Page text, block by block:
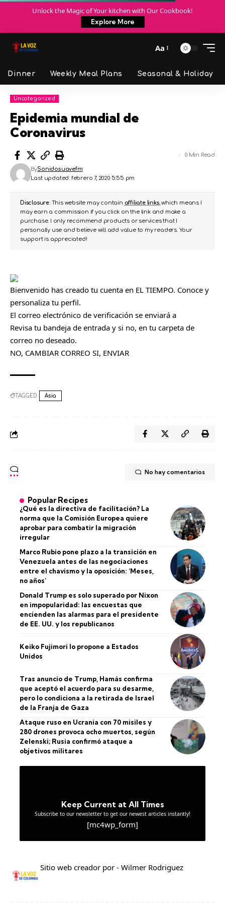
Unlock the Magic of Your kitchen with Our Cookbook!
Explore More
Aa
Dinner Weekly Meal Plans Seasonal & Holiday
Uncategorized
Epidemia mundial de
Coronavirus
Last updated: febrero 7, 2020 5:55 pm
BySonidosuavefm
0 Min Read
Disclosure:This website may contain affiliate links, which means I
may earn a commission if you click on the link and make a
purchase. I only recommend products or services that I
personally use and believe will add value to my readers. Your
support is appreciated!
Bienvenido has creado tu cuenta en EL TIEMPO. Conoce y
personaliza tu perfil.
El correo electrónico de verificación se enviará a
Revisa tu bandeja de entrada y si no, en tu carpeta de
correo no deseado.
NO, CAMBIAR CORREO SI, ENVIAR
TAGGED: Asia
No hay comentarios
Popular Recipes
¿Qué es la directiva de facilitación? La
norma que la Comisión Europea quiere
aprobar para combatir la migración
irregular
Marco Rubio pone plazo a la transición en
Venezuela antes de las negociaciones
entre el chavismo y la oposición: ‘Meses,
no años’
Donald Trump es solo superado por Nixon
en impopularidad: las encuestas que
encienden las alarmas para el presidente
de EE. UU. y los republicanos
Keiko Fujimori lo propone a Estados
Unidos
Tras anuncio de Trump, Hamás confirma
que aceptó el acuerdo para su desarme,
pero lo condiciona a la retirada de Israel
de la Franja de Gaza
Ataque ruso en Ucrania con 70 misiles y
280 drones provoca ocho muertos, según
Zelenski; Rusia confirmó ataque a
objetivos militares
Keep Current at All Times
Subscribe to our newsletter to get our newest articles instantly!
[mc4wp_form]
Sitio web creador por - Wilmer Rodriguez